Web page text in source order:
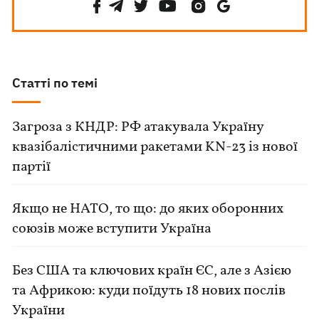
Статті по темі
Загроза з КНДР: РФ атакувала Україну
квазібалістичними ракетами KN-23 із нової
партії
Якщо не НАТО, то що: до яких оборонних
союзів може вступити Україна
Без США та ключових країн ЄС, але з Азією
та Африкою: куди поїдуть 18 нових послів
України